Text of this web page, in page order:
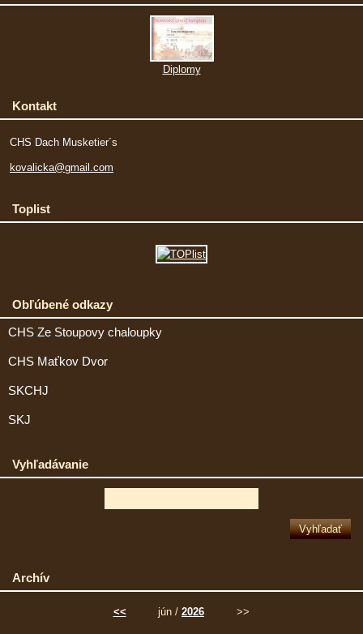
Diplomy
Kontakt
CHS Dach Musketier´s
kovalicka@gmail.com
Toplist
Obľúbené odkazy
CHS Ze Stoupovy chaloupky
CHS Maťkov Dvor
SKCHJ
SKJ
Vyhľadávanie
Archív
<< jún / 2026 >>